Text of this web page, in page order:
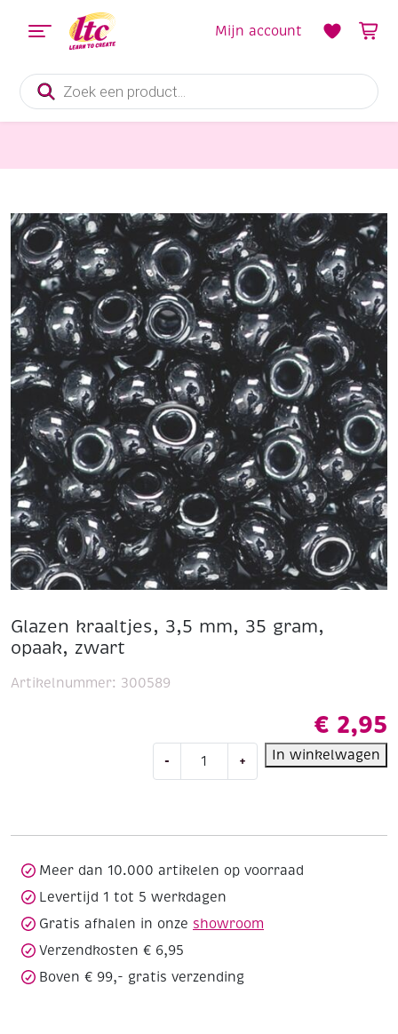
Producten
zoeken
Mijn account
Glazen kraaltjes, 3,5 mm, 35 gram,
opaak, zwart
€ 2,95
-
kraaltjes,
opaak,
+ In winkelwagen
Artikelnummer: 300589
Meer dan 10.000 artikelen op voorraad
Levertijd 1 tot 5 werkdagen
Gratis afhalen in onze showroom
Verzendkosten € 6,95
Boven € 99,- gratis verzending